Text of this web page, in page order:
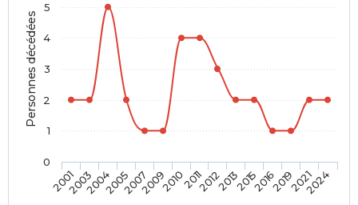
Personnes décédées
200120032004200520072009201020112012201320152016201920212024
0
1
2
3
4
5